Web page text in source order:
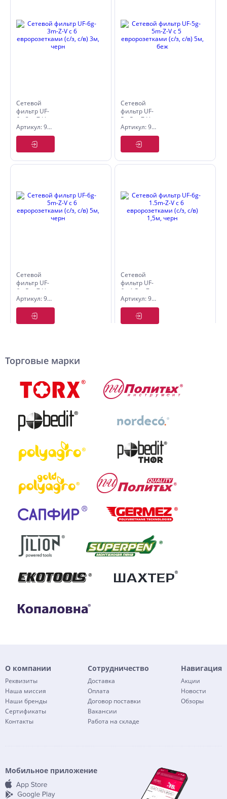
Сетевой
фильтр UF-
6g-3m-Z-V
с 6
евророзетками
(с/з, с/в)
3м, черн
Артикул: 9534876
Сетевой
фильтр UF-
5g-5m-Z-V
с 5
евророзетками
(с/з, с/в)
5м, беж
Артикул: 9534852
Сетевой
фильтр UF-
6g-5m-Z-V
с 6
евророзетками
(с/з, с/в)
5м, черн
Артикул: 9534877
Сетевой
фильтр UF-
6g-1.5m-Z-
V с 6
евророзетками
(с/з, с/в)
1,5м, черн
Артикул: 9534875
Торговые марки
О компании
Реквизиты
Наша миссия
Наши бренды
Сертификаты
Контакты
Сотрудничество
Доставка
Оплата
Договор поставки
Вакансии
Работа на складе
Навигация
Акции
Новости
Обзоры
Мобильное приложение